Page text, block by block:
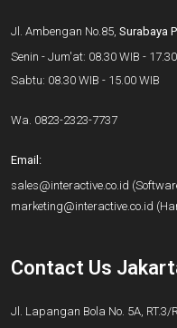
Jl. Ambengan No.85, Surabaya
Senin - Jum'at: 08.30 WIB -
Sabtu: 08.30 WIB - 15.00 WIB
Wa. 0823-2323-7737
Email:
sales@interactive.co.id
marketing@interactive.co.id
Contact Us
Jl. Lapangan Bola No. 5A, RT.3/